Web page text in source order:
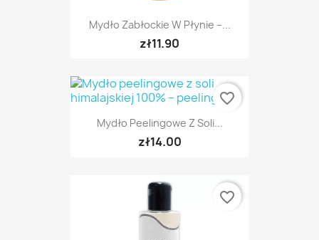
Mydło Zabłockie W Płynie –...
zł11.90
Mydło Peelingowe Z Soli...
zł14.00
favorite_border
favorite_border